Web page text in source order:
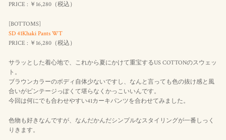
PRICE : ￥16,280（税込 ）
[BOTTOMS]
SD 41Khaki Pants WT
PRICE : ￥16,280（税込 ）
サラッとした着心地で、これから夏にかけて重宝するUS COTTONのスウェッ
ト。
ブラウンカラーのボディ自体少ないですし、なんと言っても色の抜け感と風
合いがビンテージっぽくて堪らなくかっこいいんです。
今回は何にでも合わせやすい41カーキパンツを合わせてみました。
色物も好きなんですが、なんだかんだシンプルなスタイリングが一番しっく
りきます。